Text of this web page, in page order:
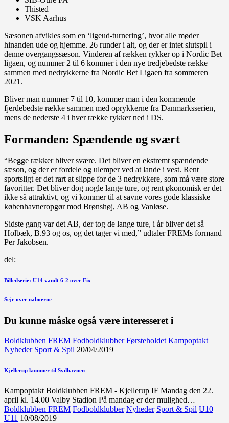
Thisted
VSK Aarhus
Sæsonen afvikles som en ‘ligeud-turnering’, hvor alle møder
hinanden ude og hjemme. 26 runder i alt, og der er intet slutspil i
denne overgangssæson. Vinderen af rækken rykker op i Nordic Bet
ligaen, og nummer 2 til 6 kommer i den nye tredjebedste række
sammen med nedrykkerne fra Nordic Bet Ligaen fra sommeren
2021.
Bliver man nummer 7 til 10, kommer man i den kommende
fjerdebedste række sammen med oprykkerne fra Danmarksserien,
mens de nederste 4 i hver række rykker ned i DS.
Formanden: Spændende og svært
“Begge rækker bliver svære. Det bliver en ekstremt spændende
sæson, og der er fordele og ulemper ved at lande i vest. Rent
sportsligt er det rart at slippe for de 3 nedrykkere, som må være store
favoritter. Det bliver dog nogle lange ture, og rent økonomisk er det
ikke så attraktivt, og vi kommer til at savne vores gode klassiske
københavneropgør mod Brønshøj, AB og Vanløse.
Sidste gang var det AB, der tog de lange ture, i år bliver det så
Holbæk, B.93 og os, og det tager vi med,” udtaler FREMs formand
Per Jakobsen.
del:
Indlægsnavigation
Forrige
Billedserie: U14 vandt 6-2 over Fix
Næste
Sejr over naboerne
Du kunne måske også være interesseret i
Boldklubben FREM Fodboldklubber Førsteholdet Kampoptakt
Nyheder Sport & Spil 20/04/2019
Kjellerup kommer til Sydhavnen
Kampoptakt Boldklubben FREM - Kjellerup IF Mandag den 22.
april kl. 14.00 Valby Stadion På mandag er der mulighed…
Boldklubben FREM Fodboldklubber Nyheder Sport & Spil U10
U11 10/08/2019